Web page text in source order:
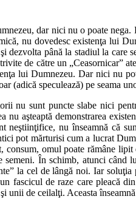
dar nici nu o poate
nu dovedesc existenţa lui
dezvolta până la stadiul la
de către un „Ceasornicar”
lui Dumnezeu. Dar nici nu
(adică speculează) pe seama
nu sunt puncte slabe nici
nu aşteaptă demonstrarea
neştiinţifice, nu înseamnă că
pot mărturisi cum a lucrat
omul poate rămâne
semeni. În schimb, atunci
la cel de lângă noi. Iar
fascicul de raze care pleacă
unii de ceilalţi. Aceasta